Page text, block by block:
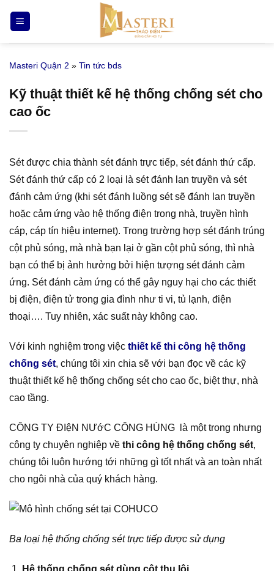
qua
nội
Masteri Quận 2 » Tin tức bds
Kỹ thuật thiết kế hệ thống chống sét cho
cao ốc
Sét được chia thành sét đánh trực tiếp, sét đánh thứ cấp.
Sét đánh thứ cấp có 2 loại là sét đánh lan truyền và sét
đánh cảm ứng (khi sét đánh luồng sét sẽ đánh lan truyền
hoặc cảm ứng vào hệ thống điện trong nhà, truyền hình
cáp, cáp tín hiệu internet). Trong trường hợp sét đánh trúng
cột phủ sóng, mà nhà bạn lại ở gần cột phủ sóng, thì nhà
bạn có thể bị ảnh hưởng bởi hiện tượng sét đánh cảm
ứng. Sét đánh cảm ứng có thể gây nguy hại cho các thiết
bị điện, điện tử trong gia đình như ti vi, tủ lạnh, điện
thoại…. Tuy nhiên, xác suất này không cao.
Với kinh nghiệm trong việc thiết kế thi công hệ thống
chống sét, chúng tôi xin chia sẽ với bạn đọc về các kỹ
thuật thiết kế hệ thống chống sét cho cao ốc, biệt thự, nhà
cao tầng.
CÔNG TY ĐIệN NƯớC CÔNG HÙNG là một trong nhưng
công ty chuyên nghiệp về thi công hệ thống chống sét,
chúng tôi luôn hướng tới những gì tốt nhất và an toàn nhất
cho ngôi nhà của quý khách hàng.
Ba loại hệ thống chống sét trực tiếp được sử dụng
Hệ thống chống sét dùng cột thu lôi